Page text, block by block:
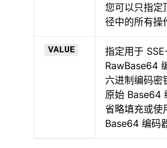
您可以只指定
径中的所有操
VALUE
指定用于
RawBase64
六进制编码密
原始 Base64
省略填充或使
Base64 编码